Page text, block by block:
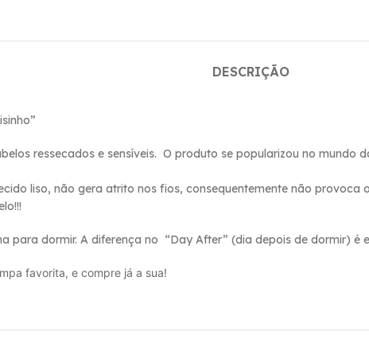
DESCRIÇÃO
ressecados e sensíveis. O produto se popularizou no
liso, não gera atrito nos fios, consequentemente não
para dormir. A diferença no “Day After” (dia depois de dormir) é
favorita, e compre já a sua!